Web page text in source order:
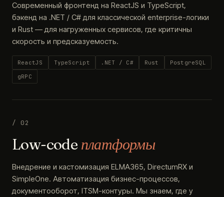
Современный фронтенд на ReactJS и TypeScript,
бэкенд на .NET / C# для классической enterprise-логики
и Rust — для нагруженных сервисов, где критичны
скорость и предсказуемость.
ReactJS TypeScript .NET / C# Rust
PostgreSQL
gRPC
/ 02
Low-code платформы
Внедрение и кастомизация ELMA365, DirectumRX и
SimpleOne. Автоматизация бизнес-процессов,
документооборот, ITSM-контуры. Мы знаем, где у